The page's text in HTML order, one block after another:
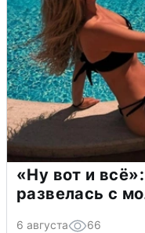
«Ну вот и
развелась с
6 августа 66